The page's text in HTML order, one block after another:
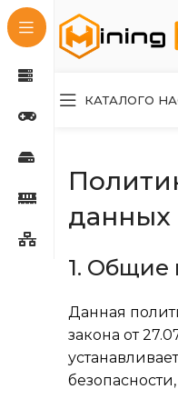
КАТАЛОГО
данных
1. Общие
Данная
закона от